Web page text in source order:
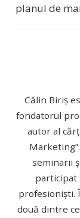
planul de
Călin Biriș
fondatorul
autor al
seminarii
participat
profesioniști.
două dintre